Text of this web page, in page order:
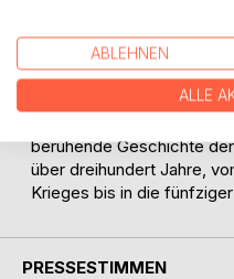
Ihre Schule zeigte sich
Projekte literarischer oder
Ihr erstes, 2012
beruhende Geschichte
über dreihundert Jahre,
Krieges bis in die
PRESSESTIMMEN
ABLEHNEN
ALLE